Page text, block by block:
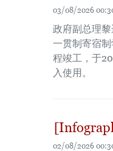
03/08/2026
政府副总理
一贯制寄宿
程竣工，于
入使用。
02/08/2026